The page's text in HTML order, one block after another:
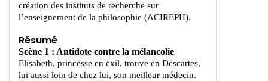
création des instituts de recherche sur
l’enseignement de la philosophie (ACIREPH).
Résumé
Scène 1 : Antidote contre la mélancolie
Elisabeth, princesse en exil, trouve en Descartes,
lui aussi loin de chez lui, son meilleur médecin.